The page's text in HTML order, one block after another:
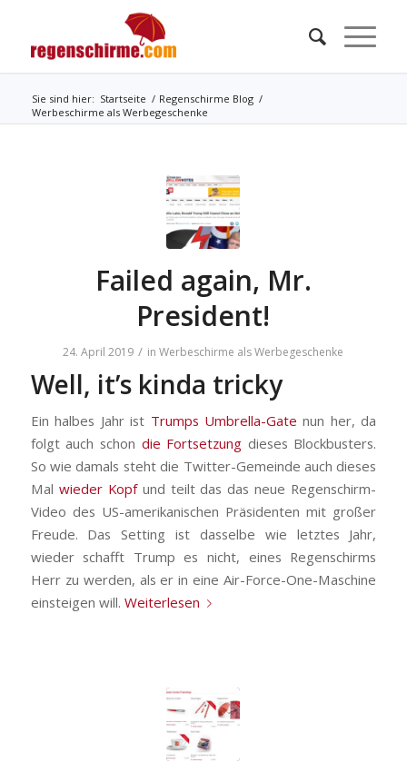
Sie sind hier: Startseite / Regenschirme Blog /
Werbeschirme als Werbegeschenke
Failed again, Mr.
President!
24. April 2019 / inWerbeschirme als Werbegeschenke
Well, it’s kinda tricky
Ein halbes Jahr ist Trumps Umbrella-Gate nun her, da
folgt auch schon die Fortsetzung dieses Blockbusters.
So wie damals steht die Twitter-Gemeinde auch dieses
Mal wieder Kopfund teilt das das neue Regenschirm-
Video des US-amerikanischen Präsidenten mit großer
Freude. Das Setting ist dasselbe wie letztes Jahr,
wieder schafft Trump es nicht, eines Regenschirms
Herr zu werden, als er in eine Air-Force-One-Maschine
einsteigen will. Weiterlesen